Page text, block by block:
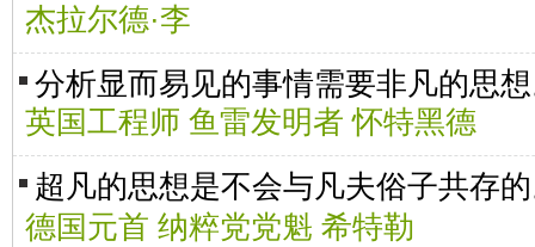
杰拉尔德·李
分析显而易见的事情需要非凡的思
英国工程师 鱼雷发明者 怀特黑德
超凡的思想是不会与凡夫俗子共存
德国元首 纳粹党党魁 希特勒